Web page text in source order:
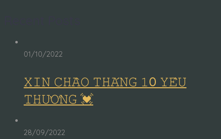
01/10/2022
𝚇𝙸𝙽 𝙲𝙷𝙰̀𝙾 𝚃𝙷𝙰́𝙽𝙶 𝟷0 𝚈𝙴̂𝚄
𝚃𝙷𝚄̛𝙾̛𝙽𝙶 💓
28/09/2022